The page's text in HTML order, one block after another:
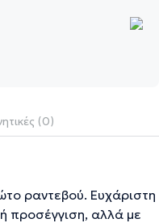
(0)
ραντεβού. Ευχάριστη
προσέγγιση, αλλά με